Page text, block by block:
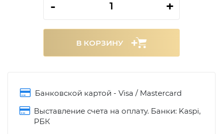
- +
В КОРЗИНУ
Банковской картой - Visa / Mastercard
Выставление счета на оплату. Банки: Kaspi,
РБК